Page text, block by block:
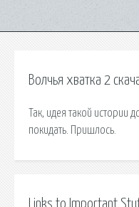
Волчья хватка 2
Так, идея такой истории
покидать. Пришлось.
Links to Important